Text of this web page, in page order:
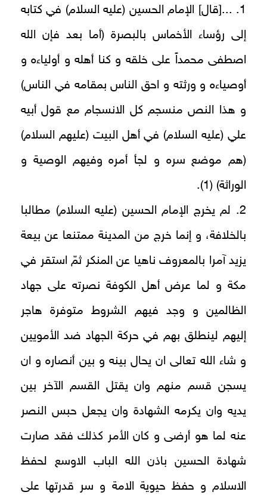
1. ...[قال] الإمام الحسين (عليه السلام) في كتابه
إلى رؤساء الأخماس بالبصرة (أما بعد فإن الله
اصطفى محمداً على خلقه و كنا أهله و أولياءه و
أوصياءه و ورثته و احق الناس بمقامه‏ في الناس)
و هذا النص منسجم كل الانسجام مع قول أبيه
علي (عليه السلام) في أهل البيت (عليهم السلام)
(هم موضع سره و لجأ أمره وفيهم الوصية و
الوراثة) (1).
2. لم يخرج الإمام الحسين (عليه السلام) مطالبا
بالخلافة، و إنما خرج من المدينة ممتنعا عن بيعة
يزيد آمرا بالمعروف ناهيا عن المنكر ثمّ استقر في
مكة و لما عرض أهل الكوفة نصرته على جهاد
الظالمين و وجد فيهم الشروط متوفرة هاجر
إليهم لينطلق بهم في حركة الجهاد ضد الأمويين
و شاء الله تعالى ان يحال بينه و بين أنصاره و ان
يسجن قسم منهم وان يقتل القسم الآخر بين
يديه وان يكرمه الشهادة وان يجعل حبس النصر
عنه لما هو أرضى و كان الأمر كذلك فقد صارت
شهادة الحسين باذن الله الباب الاوسع لحفظ
الاسلام و حفظ حيوية الامة و سر قدرتها على